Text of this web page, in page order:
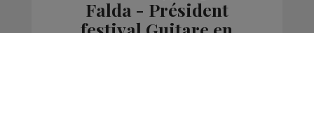
Falda - Président
festival Guitare en